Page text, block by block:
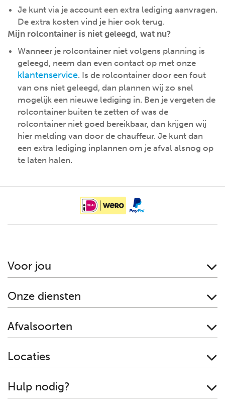
Je kunt via je account een extra lediging aanvragen.
De extra kosten vind je hier ook terug.
Mijn rolcontainer is niet geleegd, wat nu?
Wanneer je rolcontainer niet volgens planning is
geleegd, neem dan even contact op met onze
klantenservice. Is de rolcontainer door een fout
van ons niet geleegd, dan plannen wij zo snel
mogelijk een nieuwe lediging in. Ben je vergeten de
rolcontainer buiten te zetten of was de
rolcontainer niet goed bereikbaar, dan krijgen wij
hier melding van door de chauffeur. Je kunt dan
een extra lediging inplannen om je afval alsnog op
te laten halen.
Voor jou
Onze diensten
Afvalsoorten
Locaties
Hulp nodig?